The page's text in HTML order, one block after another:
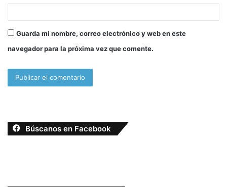
Guarda mi nombre, correo electrónico y web en este
navegador para la próxima vez que comente.
Búscanos en Facebook